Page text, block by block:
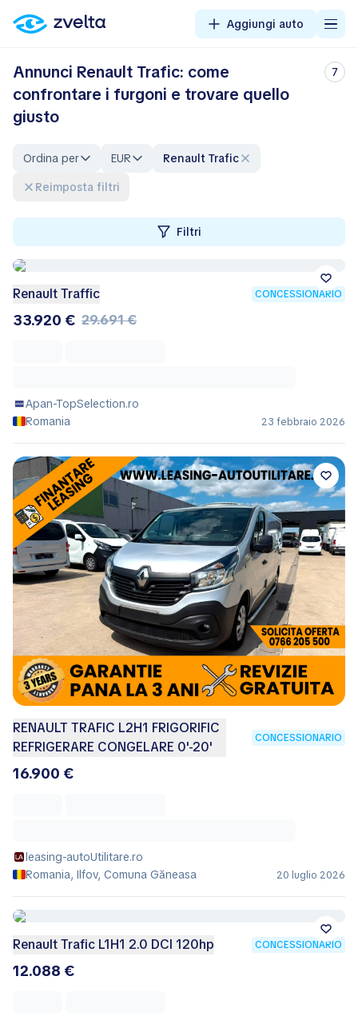
Aggiungi auto
Annunci Renault Trafic: come
confrontare i furgoni e trovare quello
giusto
7
Ordina per EUR
Renault Trafic
Reimposta filtri
Filtri
Renault Traffic CONCESSIONARIO
33.920 € 29.691 €
Apan-TopSelection.ro
Romania
23 febbraio 2026
RENAULT TRAFIC L2H1 FRIGORIFIC
REFRIGERARE CONGELARE 0'-20'
CONCESSIONARIO
16.900 €
leasing-autoUtilitare.ro
Romania, Ilfov, Comuna Găneasa
20 luglio 2026
Renault Trafic L1H1 2.0 DCI 120hp CONCESSIONARIO
12.088 €